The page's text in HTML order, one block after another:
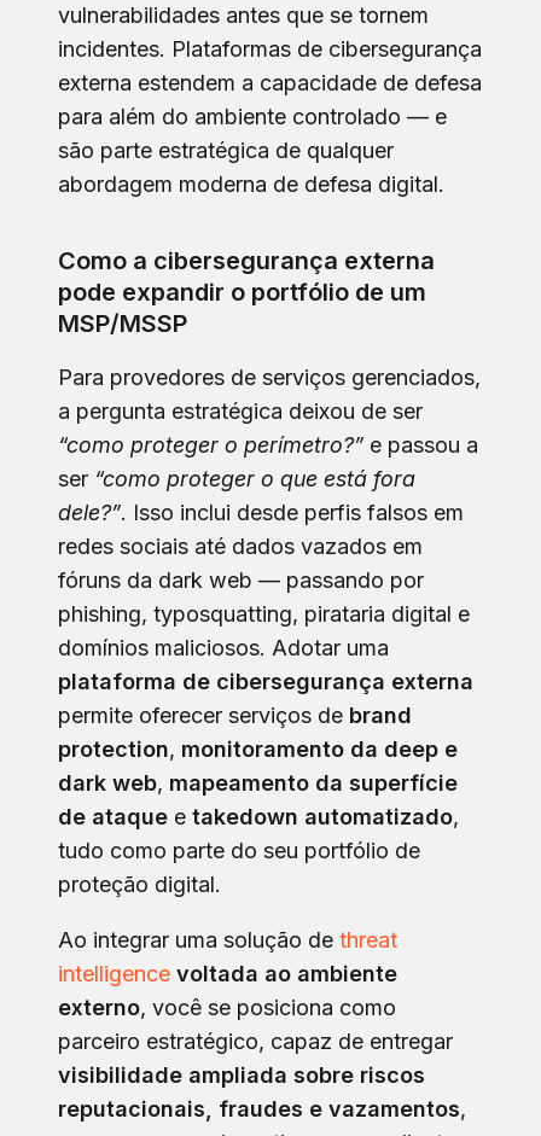
vulnerabilidades antes que se tornem
incidentes. Plataformas de cibersegurança
externa estendem a capacidade de defesa
para além do ambiente controlado — e
são parte estratégica de qualquer
abordagem moderna de defesa digital.
Como a cibersegurança externa
pode expandir o portfólio de um
MSP/MSSP
Para provedores de serviços gerenciados,
a pergunta estratégica deixou de ser
“como proteger o perímetro?” e passou a
ser “como proteger o que está fora
dele?”. Isso inclui desde perfis falsos em
redes sociais até dados vazados em
fóruns da dark web — passando por
phishing, typosquatting, pirataria digital e
domínios maliciosos. Adotar uma
plataforma de cibersegurança externa
permite oferecer serviços de brand
protection, monitoramento da deep e
dark web, mapeamento da superfície
de ataque e takedown automatizado,
tudo como parte do seu portfólio de
proteção digital.
Ao integrar uma solução de threat
intelligence voltada ao ambiente
externo, você se posiciona como
parceiro estratégico, capaz de entregar
visibilidade ampliada sobre riscos
reputacionais, fraudes e vazamentos,